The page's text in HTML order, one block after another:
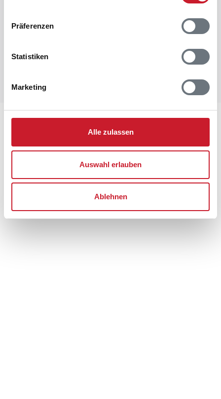
Präferenzen
Statistiken
Marketing
Alle zulassen
Auswahl erlauben
Ablehnen
Lageplan
Adresse
Blåvand